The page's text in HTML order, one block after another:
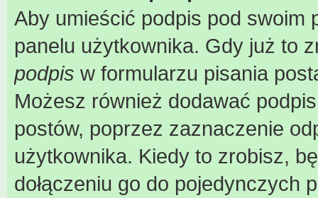
Aby umieścić podpis pod swoim
panelu użytkownika. Gdy już to
podpis w formularzu pisania
Możesz również dodawać
postów, poprzez zaznaczenie
użytkownika. Kiedy to zrobisz,
dołączeniu go do pojedynczych